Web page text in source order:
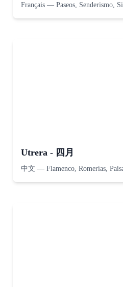
Français — Paseos, Senderismo,
Utrera - 四月
中文 — Flamenco, Romerías,